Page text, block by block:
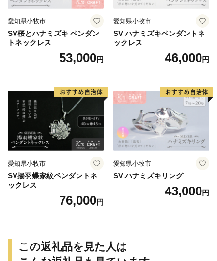
愛知県小牧市
SV桜とハナミズキ ペンダン
トネックレス
53,000円
愛知県小牧市
SV ハナミズキペンダントネ
ックレス
46,000円
愛知県小牧市
SV揚羽蝶家紋ペンダントネ
ックレス
76,000円
愛知県小牧市
SV ハナミズキリング
43,000円
この返礼品を見た人は